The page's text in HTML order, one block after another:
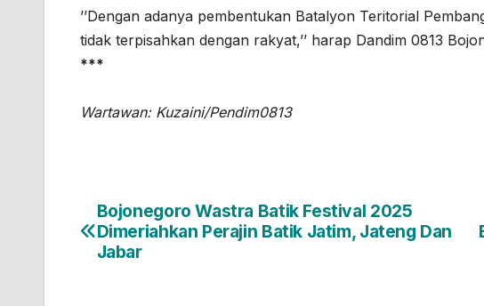
’’Dengan adanya pembentukan Batalyon Teritorial
tidak terpisahkan dengan rakyat,’’ harap Dandim 0813
***
Wartawan: Kuzaini/Pendim0813
Navigasi
pos
Bojonegoro Wastra Batik Festival 2025
Dimeriahkan Perajin Batik Jatim, Jateng Dan
Jabar